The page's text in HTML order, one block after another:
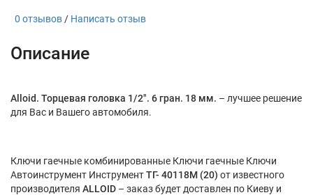
0 отзывов / Написать отзыв
Описание
Alloid. Торцевая головка 1/2". 6 гран. 18 мм. – лучшее решение
для Вас и Вашего автомобиля.
Ключи гаечные комбинированные Ключи гаечные Ключи
Автоинструмент ИнструментТГ- 40118M (20) от известного
производителя ALLOID – заказ будет доставлен по Киеву и